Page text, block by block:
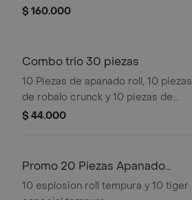
camaron roll 10 salmón skin, 10
$ 160.000
Combo trio 30 piezas
10 Piezas de apanado roll, 10 piezas
de robalo crunck y 10 piezas de
california roll.
$ 44.000
Promo 20 Piezas Apanado
Especial
10 esplosion roll tempura y 10 tiger